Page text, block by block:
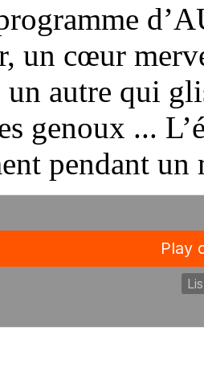
un cœur
un autre qui
genoux ...
pendant